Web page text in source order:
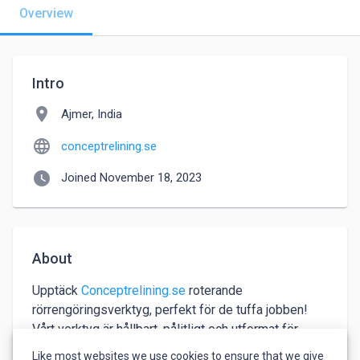
Overview
Intro
location_on Ajmer, India
language conceptrelining.se
watch_later Joined November 18, 2023
About
Upptäck Conceptrelining.se roterande
rörrengöringsverktyg, perfekt för de tuffa jobben!
Vårt verktyg är hållbart, pålitligt och utformat för
maximal effektivitet. Få jobbet gjort snabbare och
Like most websites we use cookies to ensure that we give